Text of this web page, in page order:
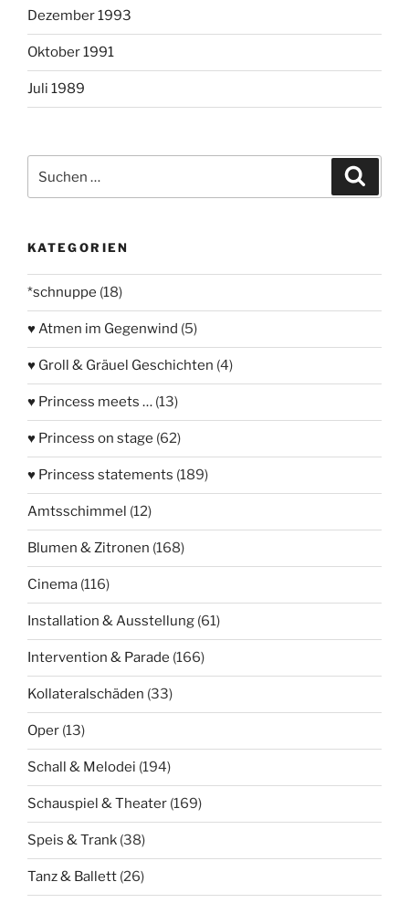
Dezember 1993
Oktober 1991
Juli 1989
nach:
KATEGORIEN
*schnuppe (18)
♥ Atmen im Gegenwind (5)
♥ Groll & Gräuel Geschichten (4)
♥ Princess meets … (13)
♥ Princess on stage (62)
♥ Princess statements (189)
Amtsschimmel (12)
Blumen & Zitronen (168)
Cinema (116)
Installation & Ausstellung (61)
Intervention & Parade (166)
Kollateralschäden (33)
Oper (13)
Schall & Melodei (194)
Schauspiel & Theater (169)
Speis & Trank (38)
Tanz & Ballett (26)